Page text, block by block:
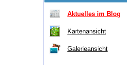
Aktuelles im Blog
Kartenansicht
Galerieansicht